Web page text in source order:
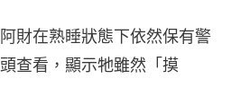
財在熟睡狀態下依然保有警
查看，顯示牠雖然「摸